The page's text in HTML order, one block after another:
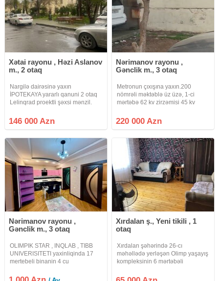
Xətai rayonu , Həzi Aslanov
m., 2 otaq
Nargilə dairəsinə yaxın
İPOTEKAYA yararlı qanuni 2 otaq
Lelinqrad proektli şəxsi mənzil.
kombi, ehtiyat su çəni kondisioner
mətbəx mebeli və s var. Şəxsi
146 000 Azn
Nərimanov rayonu ,
Gənclik m., 3 otaq
Metronun çıxışına yaxın.200
nömrəli məktəblə üz üzə, 1-ci
mərtəbə 62 kv zirzəmisi 45 kv
daimi
220 000 Azn
Nərimanov rayonu ,
Gənclik m., 3 otaq
OLIMPIK STAR , INQLAB , TIBB
UNIVERISITETI yaxinliqinda 17
mertebeli binanin 4 cu
kiraye verilir. DEPOZIT
Xırdalan ş., Yeni tikili , 1
otaq
Xırdalan şəhərində 26-cı
məhəllədə yerləşən Olimp yaşayış
kompleksinin 6 mərtəbəli
sahəsi olan 1 otaqlı, tam əşyalı və